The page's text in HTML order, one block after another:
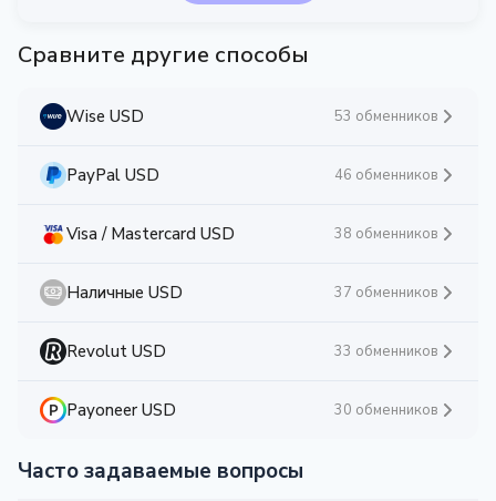
Сравните другие способы
Wise USD 53 обменников
PayPal USD 46 обменников
Visa / Mastercard USD 38 обменников
Наличные USD 37 обменников
Revolut USD 33 обменников
Payoneer USD 30 обменников
Часто задаваемые вопросы